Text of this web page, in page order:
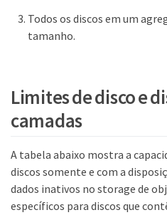
Todos os discos em um
tamanho.
Limites de disco e
camadas
A tabela abaixo mostra a
discos somente e com a
dados inativos no storage de
específicos para discos que